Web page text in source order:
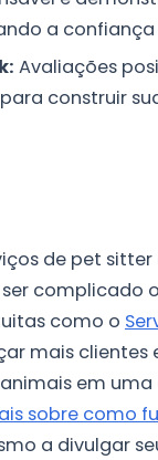
a
Avaliações
construir
de pet
complicado
como o
mais clientes
em
sobre como
a divulgar